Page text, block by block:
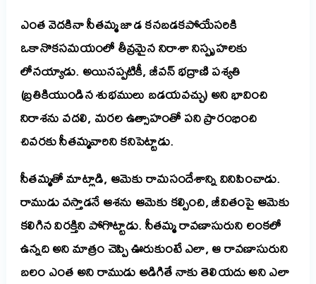
ఎంత వెదకినా సీతమ్మ జాడ కనబడకపోయేసరికి
ఒకానొకసమయంలో తీవ్రమైన నిరాశా నిస్పృహలకు
లోనయ్యాడు. అయినప్పటికీ, జీవన్ భద్రాణి పశ్యతి
(బ్రతికియుండిన శుభములు బడయవచ్చు) అని భావించి
నిరాశను వదలి, మరల ఉత్సాహంతో పని ప్రారంభించి
చివరకు సీతమ్మవారిని కనిపెట్టాడు.
సీతమ్మతో మాట్లాడి, ఆమెకు రామసందేశాన్ని వినిపించాడు.
రాముడు వస్తాడనే ఆశను ఆమెకు కల్పించి, జీవితంపై ఆమెకు
కలిగిన విరక్తిని పోగొట్టాడు.సీతమ్మ రావణాసురుని లంకలో
ఉన్నది అని మాత్రం చెప్పి ఊరుకుంటే ఎలా, ఆ రావణాసురుని
బలం ఎంత అని రాముడు అడిగితే నాకు తెలియదు అని ఎలా